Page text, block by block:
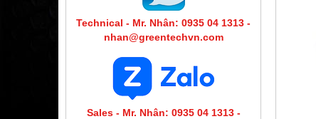
Technical - Mr. Nhân: 0935 04 1313 -
nhan@greentechvn.com
Sales - Mr. Nhân: 0935 04 1313 -